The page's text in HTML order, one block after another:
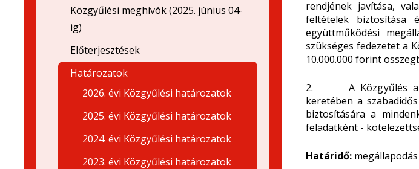
rendjének javítása,
feltételek biztosítása
együttműködési
szükséges fedezetet a
10.000.000 forint
2. A Közgyűlés a
keretében a
biztosítására a
feladatként -
Határidő:
Közgyűlési meghívók (2025. június 04-
ig)
Előterjesztések
Határozatok
2026. évi Közgyűlési határozatok
2025. évi Közgyűlési határozatok
2024. évi Közgyűlési határozatok
2023. évi Közgyűlési határozatok